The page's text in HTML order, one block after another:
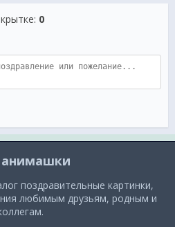
: 0
поздравительные картинки,
любимым друзьям, родным и